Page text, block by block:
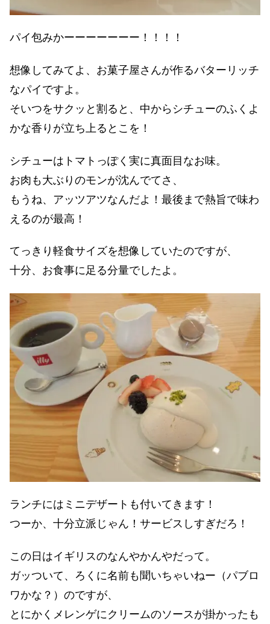
パイ包みかーーーーーーー！！！！
想像してみてよ、お菓子屋さんが作るバターリッチ
なパイですよ。
そいつをサクッと割ると、中からシチューのふくよ
かな香りが立ち上るとこを！
シチューはトマトっぽく実に真面目なお味。
お肉も大ぶりのモンが沈んでてさ、
もうね、アッツアツなんだよ！最後まで熱旨で味わ
えるのが最高！
てっきり軽食サイズを想像していたのですが、
十分、お食事に足る分量でしたよ。
ランチにはミニデザートも付いてきます！
つーか、十分立派じゃん！サービスしすぎだろ！
この日はイギリスのなんやかんやだって。
ガッついて、ろくに名前も聞いちゃいねー（パブロ
ワかな？）のですが、
とにかくメレンゲにクリームのソースが掛かったも